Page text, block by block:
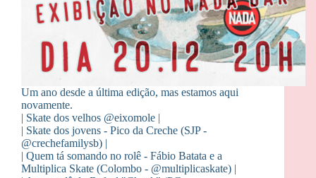
Um ano desde a última edição, mas estamos aqui
novamente.
| Skate dos velhos @eixomole |
| Skate dos jovens - Pico da Creche (SJP -
@crechefamilysb) |
| Quem tá somando no rolê - Fábio Batata e a
Multiplica Skate (Colombo - @multiplicaskate) |